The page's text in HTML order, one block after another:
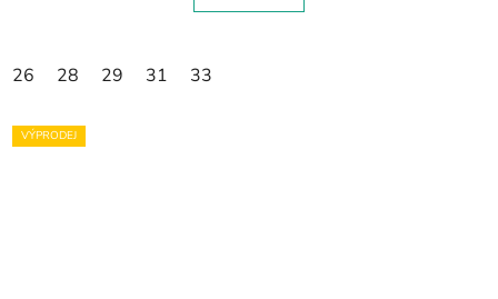
26 28 29 31 33
VÝPRODEJ